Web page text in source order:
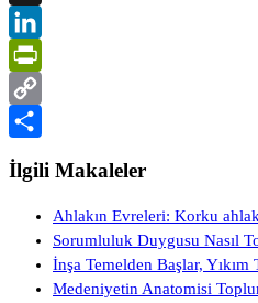
X
LinkedIn
PrintFriendly
Copy
Link
Share
İlgili Makaleler
Ahlakın Evreleri: Korku
Sorumluluk Duygusu Nasıl
İnşa Temelden Başlar, Yıkım
Medeniyetin Anatomisi